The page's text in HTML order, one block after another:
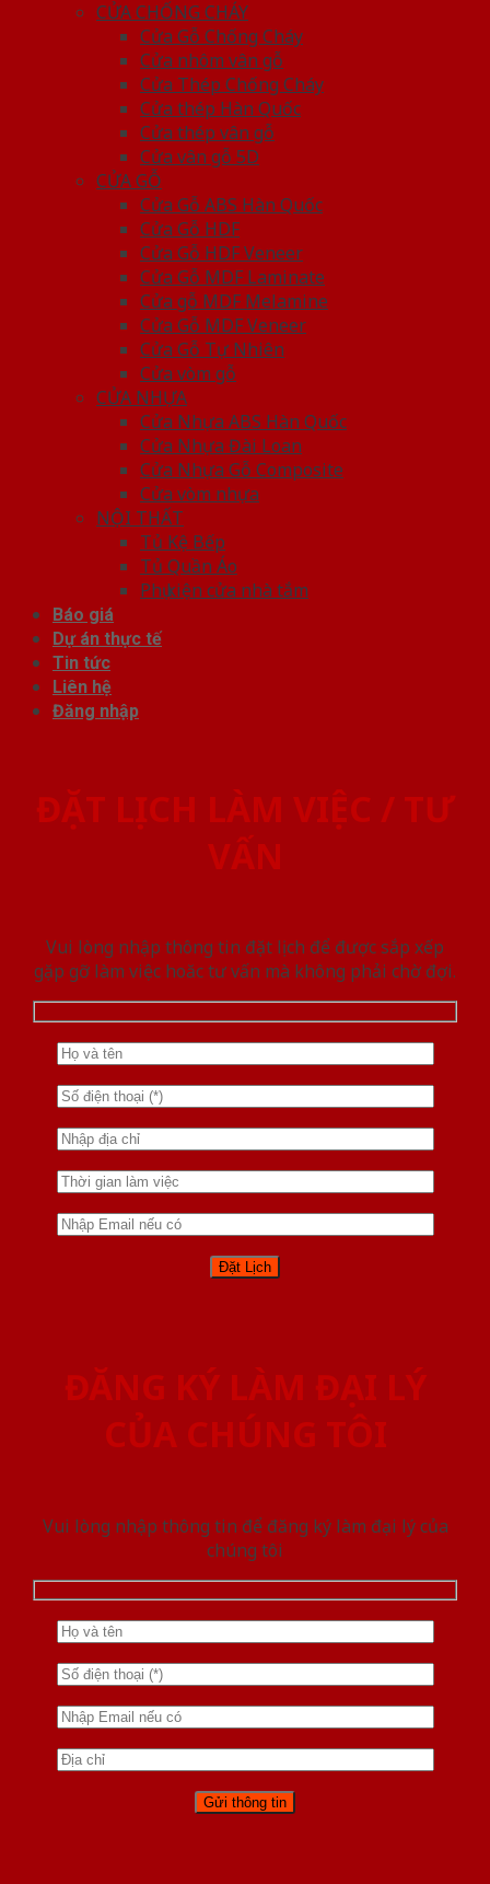
CỬA CHỐNG CHÁY
Cửa Gỗ Chống Cháy
Cửa nhôm vân gỗ
Cửa Thép Chống Cháy
Cửa thép Hàn Quốc
Cửa thép vân gỗ
Cửa vân gỗ 5D
CỬA GỖ
Cửa Gỗ ABS Hàn Quốc
Cửa Gỗ HDF
Cửa Gỗ HDF Veneer
Cửa Gỗ MDF Laminate
Cửa gỗ MDF Melamine
Cửa Gỗ MDF Veneer
Cửa Gỗ Tự Nhiên
Cửa vòm gỗ
CỬA NHỰA
Cửa Nhựa ABS Hàn Quốc
Cửa Nhựa Đài Loan
Cửa Nhựa Gỗ Composite
Cửa vòm nhựa
NỘI THẤT
Tủ Kệ Bếp
Tủ Quần Áo
Phụ kiện cửa nhà tắm
Báo giá
Dự án thực tế
Tin tức
Liên hệ
Đăng nhập
ĐẶT LỊCH LÀM VIỆC / TƯ
VẤN
Vui lòng nhập thông tin đặt lịch để được sắp xếp
gặp gỡ làm việc hoăc tư vấn mà không phải chờ đợi.
ĐĂNG KÝ LÀM ĐẠI LÝ
CỦA CHÚNG TÔI
Vui lòng nhập thông tin để đăng ký làm đại lý của
chúng tôi